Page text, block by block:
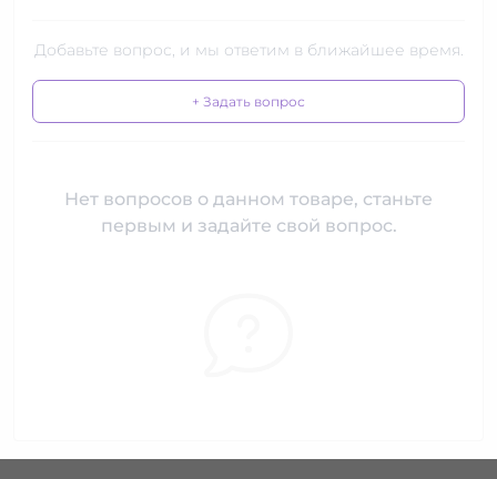
Добавьте вопрос, и мы ответим в ближайшее время.
+ Задать вопрос
Нет вопросов о данном товаре, станьте
первым и задайте свой вопрос.